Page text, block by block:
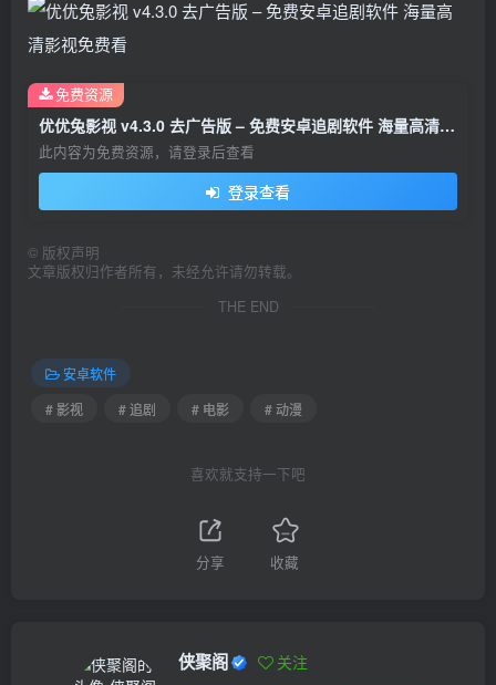
优优兔影视 v4.3.0 去广告版 – 免费安卓追剧软件 海量高清影视免费看
此内容为免费资源，请登录后查看
登录查看
免费资源
© 版权声明
文章版权归作者所有，未经允许请勿转载。
THE END
安卓软件
# 影视
# 追剧 # 电影 # 动漫
喜欢就支持一下吧
分享 收藏
侠聚阁 关注